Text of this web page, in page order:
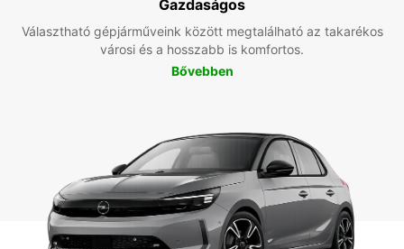
Gazdaságos
Választható gépjárműveink között megtalálható az takarékos
városi és a hosszabb is komfortos.
Bővebben